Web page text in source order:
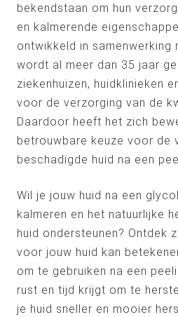
bekendstaan om hun
en kalmerende
ontwikkeld in samenwerking
wordt al meer dan 35 jaar
ziekenhuizen, huidklinieken
voor de verzorging van de
Daardoor heeft het zich
betrouwbare keuze voor de
beschadigde huid na een
Wil je jouw huid na een
kalmeren en het natuurlijke
huid ondersteunen? Ontdek
voor jouw huid kan
om te gebruiken na een
rust en tijd krijgt om te
je huid sneller en mooier